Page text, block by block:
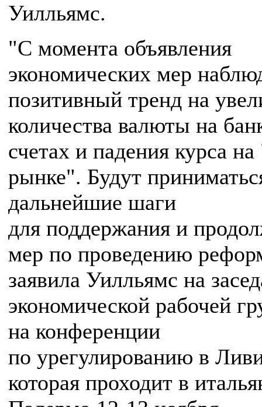
Уилльямс.
"С момента объявления
экономических мер
позитивный тренд на
количества валюты на
счетах и падения курса
рынке". Будут
дальнейшие шаги
для поддержания и
мер по проведению
заявила Уилльямс на
экономической рабочей
на конференции
по урегулированию в
которая проходит в